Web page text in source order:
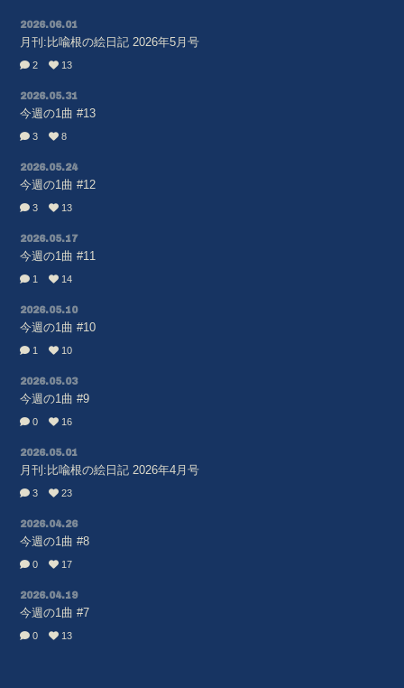
2026.06.01
月刊:比喩根の絵日記 2026年5月号
2 13
2026.05.31
今週の1曲 #13
3 8
2026.05.24
今週の1曲 #12
3 13
2026.05.17
今週の1曲 #11
1 14
2026.05.10
今週の1曲 #10
1 10
2026.05.03
今週の1曲 #9
0 16
2026.05.01
月刊:比喩根の絵日記 2026年4月号
3 23
2026.04.26
今週の1曲 #8
0 17
2026.04.19
今週の1曲 #7
0 13